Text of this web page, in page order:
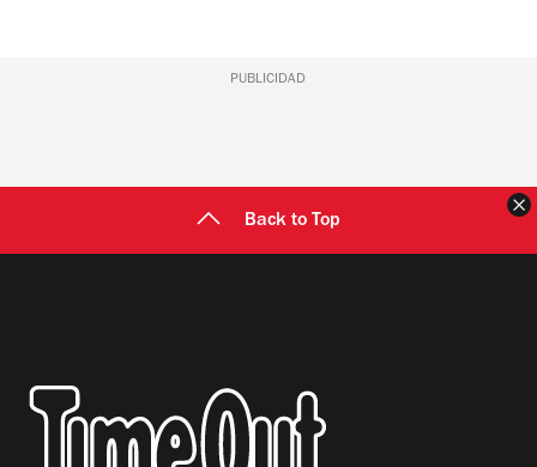
PUBLICIDAD
Back to Top